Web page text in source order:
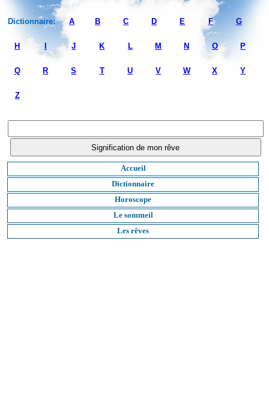
Dictionnaire: A B C D E F G
H J K L M N O P
Q R S T U V W X Y
Z
Accueil
Dictionnaire
Horoscope
Le sommeil
Les rêves